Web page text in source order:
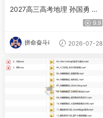
2027高三高考地理 孙国勇 一
9.9
拼命奋斗i 2026-07-28